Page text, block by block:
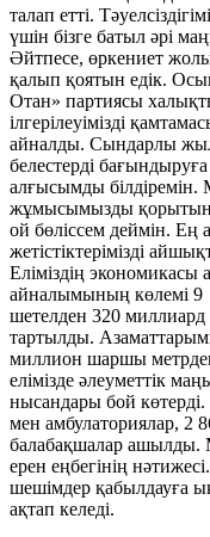
талап етті.
үшін бізге батыл әрі
Әйтпесе, өркениет
қалып қоятын едік.
Отан» партиясы
ілгерілеуімізді
айналды. Сындарлы
белестерді
алғысымды білдіремін.
жұмысымызды
ой бөліссем деймін. Ең
жетістіктерімізді
Еліміздің экономикасы
айналымының көлемі 9
шетелден 320 миллиард
тартылды.
миллион шаршы
елімізде әлеуметтік
нысандары бой
мен амбулаториялар, 2
балабақшалар
ерен еңбегінің
шешімдер қабылдауға
ақтап келеді.